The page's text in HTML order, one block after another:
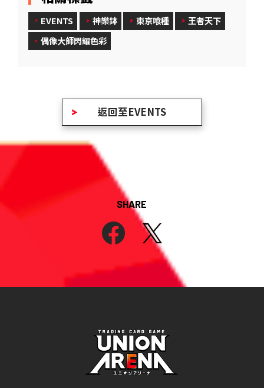
EVENTS 神樂鉢 東京喰種
王者天下
偶像大師閃耀色彩
返回至EVENTS
SHARE